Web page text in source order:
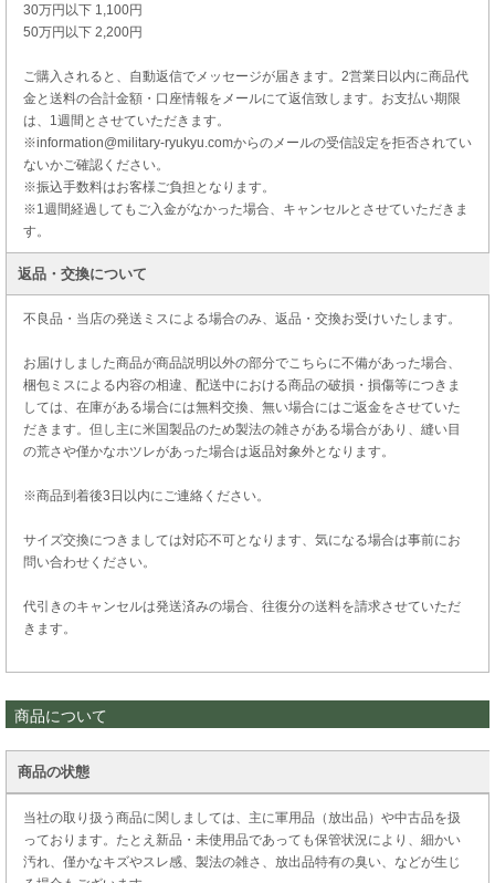
30万円以下 1,100円
50万円以下 2,200円
ご購入されると、自動返信でメッセージが届きます。2営業日以内に商品代
金と送料の合計金額・口座情報をメールにて返信致します。お支払い期限
は、1週間とさせていただきます。
※information@military-ryukyu.comからのメールの受信設定を拒否されてい
ないかご確認ください。
※振込手数料はお客様ご負担となります。
※1週間経過してもご入金がなかった場合、キャンセルとさせていただきま
す。
返品・交換について
不良品・当店の発送ミスによる場合のみ、返品・交換お受けいたします。
お届けしました商品が商品説明以外の部分でこちらに不備があった場合、
梱包ミスによる内容の相違、配送中における商品の破損・損傷等につきま
しては、在庫がある場合には無料交換、無い場合にはご返金をさせていた
だきます。但し主に米国製品のため製法の雑さがある場合があり、縫い目
の荒さや僅かなホツレがあった場合は返品対象外となります。
※商品到着後3日以内にご連絡ください。
サイズ交換につきましては対応不可となります、気になる場合は事前にお
問い合わせください。
代引きのキャンセルは発送済みの場合、往復分の送料を請求させていただ
きます。
商品について
商品の状態
当社の取り扱う商品に関しましては、主に軍用品（放出品）や中古品を扱
っております。たとえ新品・未使用品であっても保管状況により、細かい
汚れ、僅かなキズやスレ感、製法の雑さ、放出品特有の臭い、などが生じ